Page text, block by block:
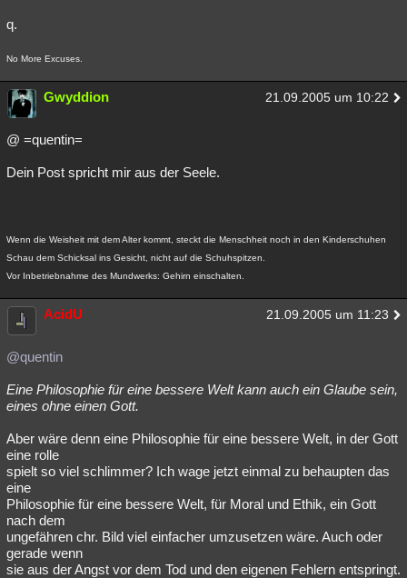
q.
No More Excuses.
Gwyddion 21.09.2005 um 10:22
@ =quentin=
Dein Post spricht mir aus der Seele.
Wenn die Weisheit mit dem Alter kommt, steckt die Menschheit noch in den Kinderschuhen
Schau dem Schicksal ins Gesicht, nicht auf die Schuhspitzen.
Vor Inbetriebnahme des Mundwerks: Gehirn einschalten.
AcidU 21.09.2005 um 11:23
@quentin
Eine Philosophie für eine bessere Welt kann auch ein Glaube sein,
eines ohne einen Gott.
Aber wäre denn eine Philosophie für eine bessere Welt, in der Gott
eine rolle
spielt so viel schlimmer? Ich wage jetzt einmal zu behaupten das
eine
Philosophie für eine bessere Welt, für Moral und Ethik, ein Gott
nach dem
ungefähren chr. Bild viel einfacher umzusetzen wäre. Auch oder
gerade wenn
sie aus der Angst vor dem Tod und den eigenen Fehlern entspringt.